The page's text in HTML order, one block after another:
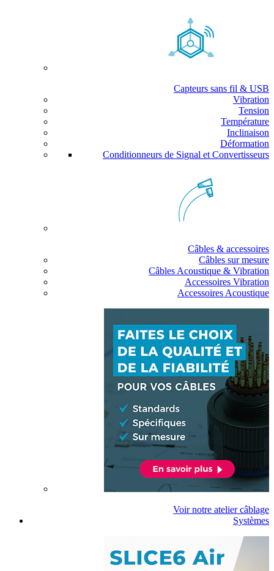
Capteurs sans fil & USB
Vibration
Tension
Température
Inclinaison
Déformation
Conditionneurs de Signal et Convertisseurs
Câbles & accessoires
Câbles sur mesure
Câbles Acoustique & Vibration
Accessoires Vibration
Accessoires Acoustique
Voir notre atelier câblage
Systèmes